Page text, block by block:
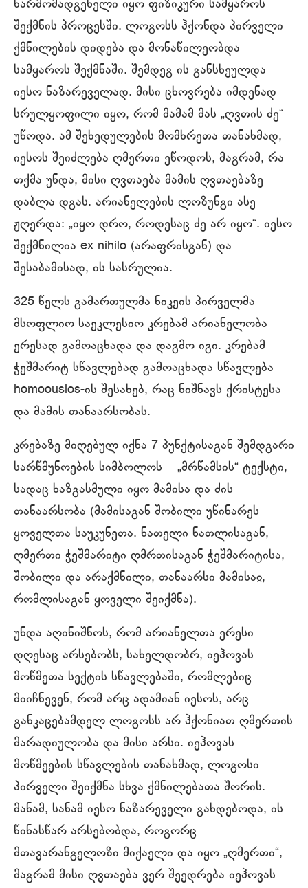
წარმომადგენელი იყო ფიზიკური სამყაროს
შექმნის პროცესში. ლოგოსს ჰქონდა პირველი
ქმნილების დიდება და მონაწილეობდა
სამყაროს შექმნაში. შემდეგ ის განსხეულდა
იესო ნაზარეველად. მისი ცხოვრება იმდენად
სრულყოფილი იყო, რომ მამამ მას „ღვთის ძე“
უწოდა. ამ შეხედულების მომხრეთა თანახმად,
იესოს შეიძლება ღმერთი ეწოდოს, მაგრამ, რა
თქმა უნდა, მისი ღვთაება მამის ღვთაებაზე
დაბლა დგას. არიანელების ლოზუნგი ასე
ჟღერდა: „იყო დრო, როდესაც ძე არ იყო“. იესო
შექმნილია ex nihilo (არაფრისგან) და
შესაბამისად, ის სასრულია.
325 წელს გამართულმა ნიკეის პირველმა
მსოფლიო საეკლესიო კრებამ არიანელობა
ერესად გამოაცხადა და დაგმო იგი. კრებამ
ჭეშმარიტ სწავლებად გამოაცხადა სწავლება
homoousios-ის შესახებ, რაც ნიშნავს ქრისტესა
და მამის თანაარსობას.
კრებაზე მიღებულ იქნა 7 პუნქტისაგან შემდგარი
სარწმუნოების სიმბოლოს − „მრწამსის“ ტექსტი,
სადაც ხაზგასმული იყო მამისა და ძის
თანაარსობა (მამისაგან შობილი უწინარეს
ყოველთა საუკუნეთა. ნათელი ნათლისაგან,
ღმერთი ჭეშმარიტი ღმრთისაგან ჭეშმარიტისა,
შობილი და არაქმნილი, თანაარსი მამისაჲ,
რომლისაგან ყოველი შეიქმნა).
უნდა აღინიშნოს, რომ არიანელთა ერესი
დღესაც არსებობს, სახელდობრ, იეჰოვას
მოწმეთა სექტის სწავლებაში, რომლებიც
მიიჩნევენ, რომ არც ადამიან იესოს, არც
განკაცებამდელ ლოგოსს არ ჰქონიათ ღმერთის
მარადიულობა და მისი არსი. იეჰოვას
მოწმეების სწავლების თანახმად, ლოგოსი
პირველი შეიქმნა სხვა ქმნილებათა შორის.
მანამ, სანამ იესო ნაზარეველი გახდებოდა, ის
წინასწარ არსებობდა, როგორც
მთავარანგელოზი მიქაელი და იყო „ღმერთი“,
მაგრამ მისი ღვთაება ვერ შეედრება იეჰოვას